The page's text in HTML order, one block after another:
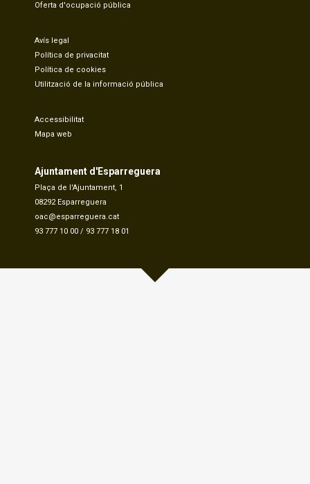
Oferta d'ocupació pública
Avís legal
Política de privacitat
Política de cookies
Utilització de la informació pública
Accessibilitat
Mapa web
Ajuntament d'Esparreguera
Plaça de l'Ajuntament, 1
08292 Esparreguera
oac@esparreguera.cat
93 777 10 00 / 93 777 18 01